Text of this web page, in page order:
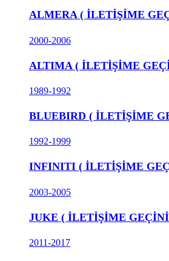
ALMERA ( İLETİŞİME
2000-2006
ALTIMA ( İLETİŞİME
1989-1992
BLUEBIRD ( İLETİŞİME
1992-1999
INFINITI ( İLETİŞİME
2003-2005
JUKE ( İLETİŞİME
2011-2017